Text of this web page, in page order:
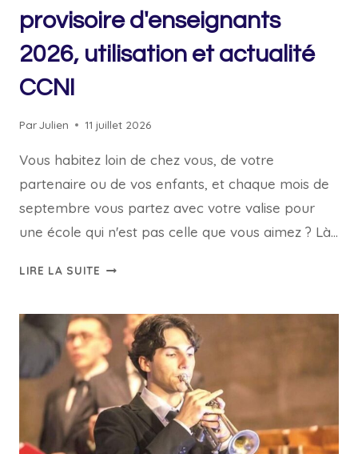
provisoire d'enseignants
2026, utilisation et actualité
CCNI
ParJulien 11 juillet 2026
Vous habitez loin de chez vous, de votre
partenaire ou de vos enfants, et chaque mois de
septembre vous partez avec votre valise pour
une école qui n'est pas celle que vous aimez ? Là…
LIRE LA SUITE DEMANDE
D'ENSEIGNANTS
2026,
UTILISATION
ET
ACTUALITÉ
CCNI